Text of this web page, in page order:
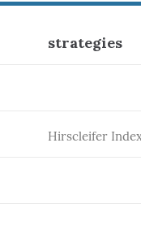
strategies
Hirscleifer